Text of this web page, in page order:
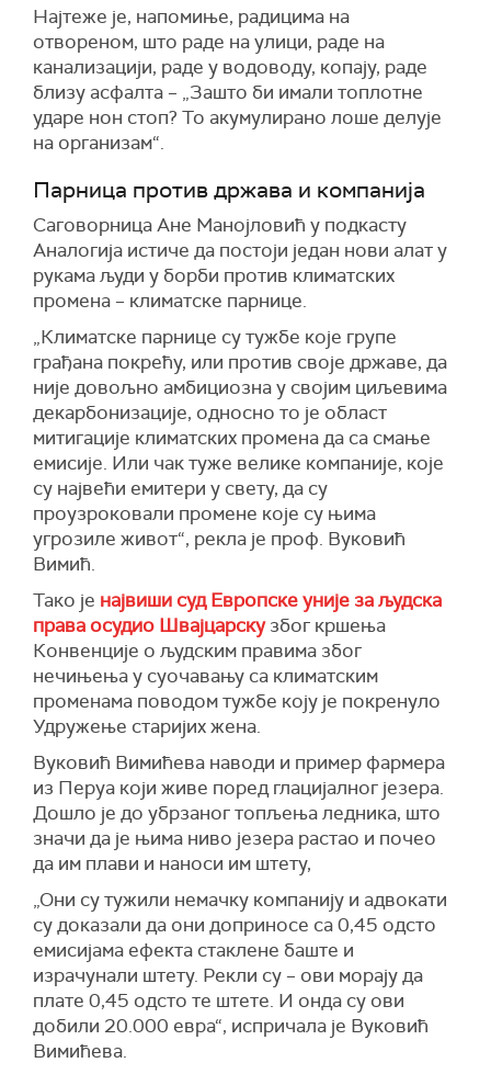
Најтеже је, напомиње, радицима на
отвореном, што раде на улици, раде на
канализацији, раде у водоводу, копају, раде
близу асфалта – „Зашто би имали топлотне
ударе нон стоп? То акумулирано лоше делује
на организам“.
Парница против држава и компанија
Саговорница Ане Манојловић у подкасту
Аналогија истиче да постоји један нови алат у
рукама људи у борби против климатских
промена – климатске парнице.
„Климатске парнице су тужбе које групе
грађана покрећу, или против своје државе, да
није довољно амбициозна у својим циљевима
декарбонизације, односно то је област
митигације климатских промена да са смање
емисије. Или чак туже велике компаније, које
су највећи емитери у свету, да су
проузроковали промене које су њима
угрозиле живот“, рекла је проф. Вуковић
Вимић.
Тако је највиши суд Европске уније за људска
права осудио Швајцарскузбог кршења
Конвенције о људским правима због
нечињења у суочавању са климатским
променама поводом тужбе коју је покренуло
Удружење старијих жена.
Вуковић Вимићева наводи и пример фармера
из Перуа који живе поред глацијалног језера.
Дошло је до убрзаног топљења ледника, што
значи да је њима ниво језера растао и почео
да им плави и наноси им штету,
„Они су тужили немачку компанију и адвокати
су доказали да они доприносе са 0,45 одсто
емисијама ефекта стаклене баште и
израчунали штету. Рекли су – ови морају да
плате 0,45 одсто те штете. И онда су ови
добили 20.000 евра“, испричала је Вуковић
Вимићева.